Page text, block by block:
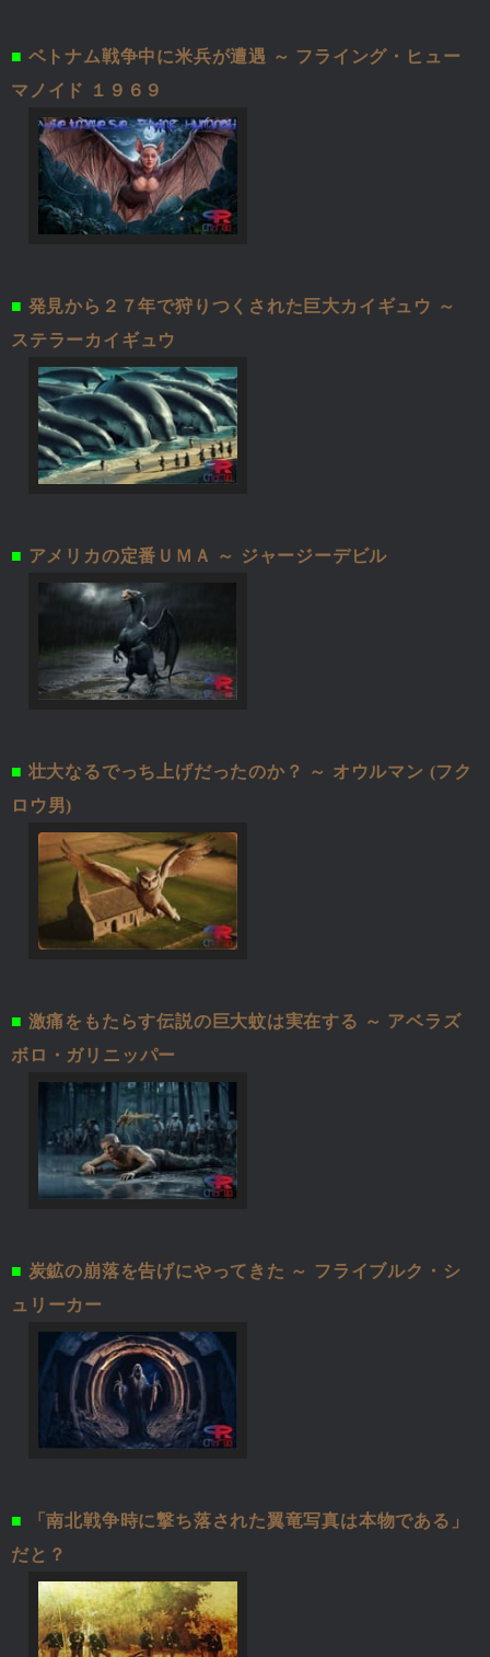
■ ベトナム戦争中に米兵が遭遇 ～ フライング・ヒュー
マノイド １９６９
■ 発見から２７年で狩りつくされた巨大カイギュウ ～
ステラーカイギュウ
■ アメリカの定番ＵＭＡ ～ ジャージーデビル
■ 壮大なるでっち上げだったのか？ ～ オウルマン (フク
ロウ男)
■ 激痛をもたらす伝説の巨大蚊は実在する ～ アベラズ
ボロ・ガリニッパー
■ 炭鉱の崩落を告げにやってきた ～ フライブルク・シ
ュリーカー
■
「南北戦争時に撃ち落された翼竜写真は本物である」
だと？